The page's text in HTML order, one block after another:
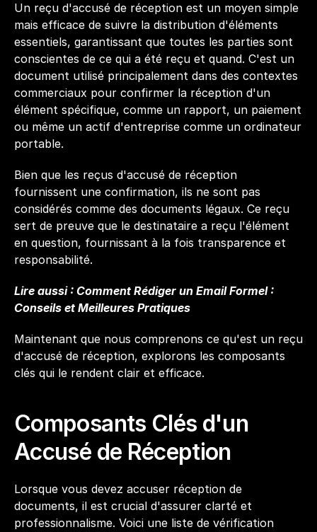
Un reçu d'accusé de réception est un moyen simple
mais efficace de suivre la distribution d'éléments
essentiels, garantissant que toutes les parties sont
conscientes de ce qui a été reçu et quand. C'est un
document utilisé principalement dans des contextes
commerciaux pour confirmer la réception d'un
élément spécifique, comme un rapport, un paiement
ou même un actif d'entreprise comme un ordinateur
portable.
Bien que les reçus d'accusé de réception
fournissent une confirmation, ils ne sont pas
considérés comme des documents légaux. Ce reçu
sert de preuve que le destinataire a reçu l'élément
en question, fournissant à la fois transparence et
responsabilité.
Lire aussi : Comment Rédiger un Email Formel :
Conseils et Meilleures Pratiques
Maintenant que nous comprenons ce qu'est un reçu
d'accusé de réception, explorons les composants
clés qui le rendent clair et efficace.
Composants Clés d'un
Accusé de Réception
Lorsque vous devez accuser réception de
documents, il est crucial d'assurer clarté et
professionnalisme. Voici une liste de vérification